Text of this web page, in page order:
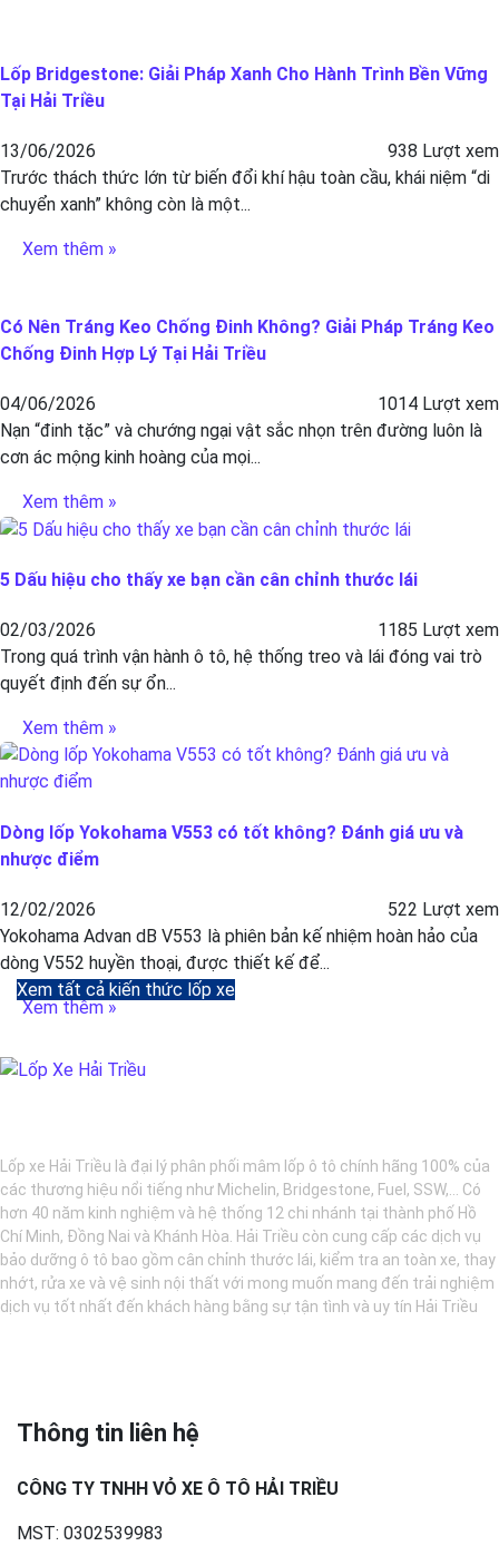
Lốp Bridgestone: Giải Pháp Xanh Cho Hành Trình Bền Vững
Tại Hải Triều
13/06/2026
938 Lượt xem
Trước thách thức lớn từ biến đổi khí hậu toàn cầu, khái niệm “di
chuyển xanh” không còn là một...
Xem thêm »
Có Nên Tráng Keo Chống Đinh Không? Giải Pháp Tráng Keo
Chống Đinh Hợp Lý Tại Hải Triều
04/06/2026
1014 Lượt xem
Nạn “đinh tặc” và chướng ngại vật sắc nhọn trên đường luôn là
cơn ác mộng kinh hoàng của mọi...
Xem thêm »
5 Dấu hiệu cho thấy xe bạn cần cân chỉnh thước lái
02/03/2026
1185 Lượt xem
Trong quá trình vận hành ô tô, hệ thống treo và lái đóng vai trò
quyết định đến sự ổn...
Xem thêm »
Dòng lốp Yokohama V553 có tốt không? Đánh giá ưu và
nhược điểm
12/02/2026
522 Lượt xem
Yokohama Advan dB V553 là phiên bản kế nhiệm hoàn hảo của
dòng V552 huyền thoại, được thiết kế để...
Xem thêm »
Xem tất cả kiến thức lốp xe
Lốp xe Hải Triều là đại lý phân phối mâm lốp ô tô chính hãng 100% của
các thương hiệu nổi tiếng như Michelin, Bridgestone, Fuel, SSW,... Có
hơn 40 năm kinh nghiệm và hệ thống 12 chi nhánh tại thành phố Hồ
Chí Minh, Đồng Nai và Khánh Hòa. Hải Triều còn cung cấp các dịch vụ
bảo dưỡng ô tô bao gồm cân chỉnh thước lái, kiểm tra an toàn xe, thay
nhớt, rửa xe và vệ sinh nội thất với mong muốn mang đến trải nghiệm
dịch vụ tốt nhất đến khách hàng bằng sự tận tình và uy tín Hải Triều
Thông tin liên hệ
CÔNG TY TNHH VỎ XE Ô TÔ HẢI TRIỀU
MST: 0302539983